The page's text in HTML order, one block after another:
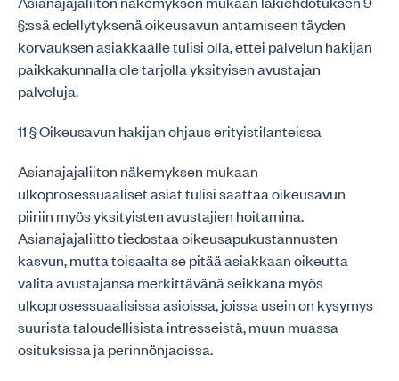
§:ssä edellytyksenä oikeusavun antamiseen täyden
korvauksen asiakkaalle tulisi olla, ettei palvelun hakijan
paikkakunnalla ole tarjolla yksityisen avustajan
palveluja.
11 § Oikeusavun hakijan ohjaus erityistilanteissa
Asianajajaliiton näkemyksen mukaan
ulkoprosessuaaliset asiat tulisi saattaa oikeusavun
piiriin myös yksityisten avustajien hoitamina.
Asianajajaliitto tiedostaa oikeusapukustannusten
kasvun, mutta toisaalta se pitää asiakkaan oikeutta
valita avustajansa merkittävänä seikkana myös
ulkoprosessuaalisissa asioissa, joissa usein on kysymys
suurista taloudellisista intresseistä, muun muassa
osituksissa ja perinnönjaoissa.